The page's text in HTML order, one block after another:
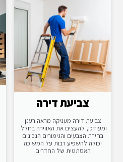
צביעת דירה
צביעת דירה מעניקה מראה רענן
ומעודכן, להעצים את האווירה בחלל.
בחירת הצבעים והגימורים הנכונים
יכולה להשפיע רבות על המשיכה
האסתטית של החדרים